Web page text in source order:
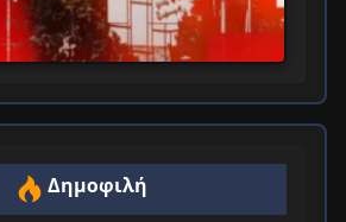
Δημοφιλή